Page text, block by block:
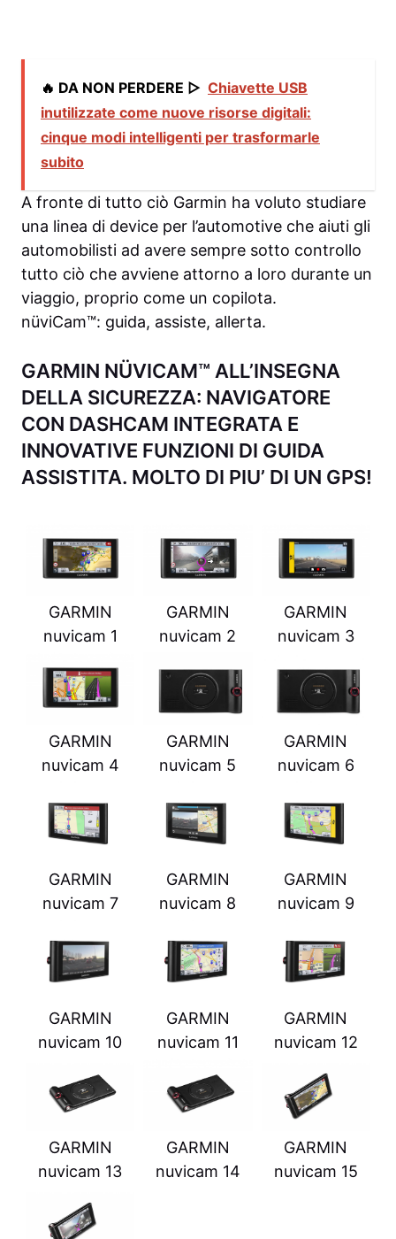
🔥 DA NON PERDERE ▷ Chiavette USB
inutilizzate come nuove risorse digitali:
cinque modi intelligenti per trasformarle
subito
A fronte di tutto ciò Garmin ha voluto studiare
una linea di device per l’automotive che aiuti gli
automobilisti ad avere sempre sotto controllo
tutto ciò che avviene attorno a loro durante un
viaggio, proprio come un copilota.
nüviCam™: guida, assiste, allerta.
GARMIN NÜVICAM™ ALL’INSEGNA
DELLA SICUREZZA: NAVIGATORE
CON DASHCAM INTEGRATA E
INNOVATIVE FUNZIONI DI GUIDA
ASSISTITA. MOLTO DI PIU’ DI UN GPS!
GARMIN
nuvicam 1
GARMIN
nuvicam 2
GARMIN
nuvicam 3
GARMIN
nuvicam 4
GARMIN
nuvicam 5
GARMIN
nuvicam 6
GARMIN
nuvicam 7
GARMIN
nuvicam 8
GARMIN
nuvicam 9
GARMIN
nuvicam 10
GARMIN
nuvicam 11
GARMIN
nuvicam 12
GARMIN
nuvicam 13
GARMIN
nuvicam 14
GARMIN
nuvicam 15